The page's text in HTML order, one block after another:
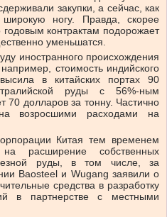
закупки, а сейчас, как
широкую ногу. Правда, скорее
годовым контрактам подорожает
уменьшатся.
иностранного происхождения
стоимость индийского
в китайских портах 90
руды с 56%-ным
70 долларов за тонну. Частично
возросшими расходами на
Китая тем временем
расширение собственных
руды, в том числе, за
Baosteel и Wugang заявили о
средства в разработку
в партнерстве с местными